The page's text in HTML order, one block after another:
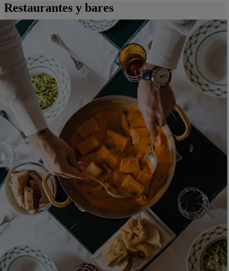
Restaurantes y bares